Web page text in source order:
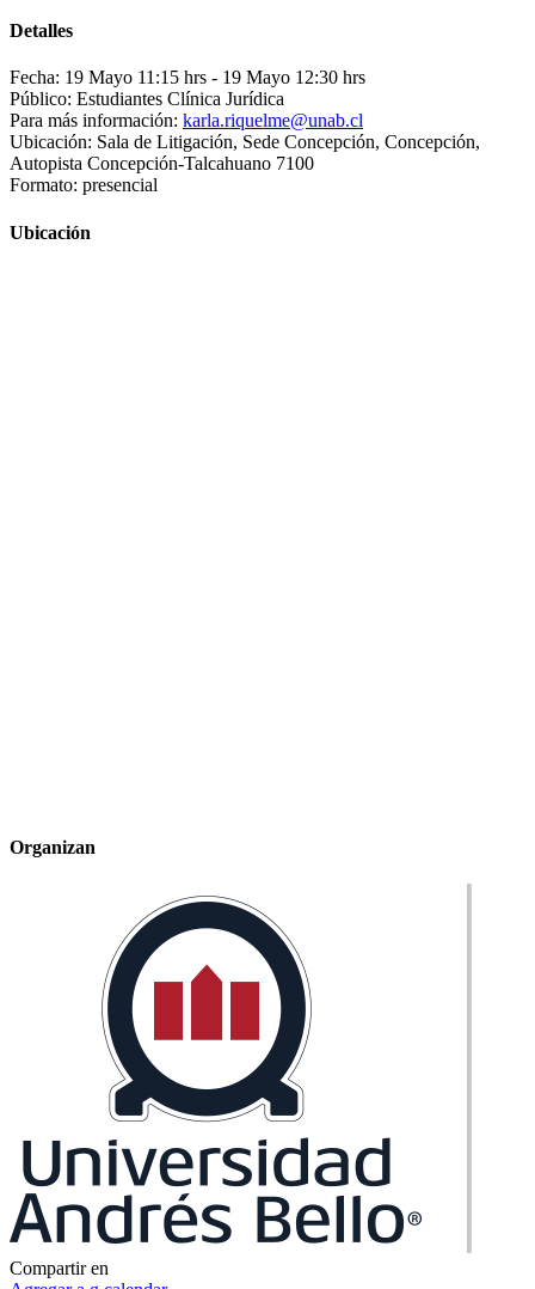
Detalles
Fecha: 19 Mayo 11:15 hrs - 19 Mayo 12:30 hrs
Público: Estudiantes Clínica Jurídica
Para más información: karla.riquelme@unab.cl
Ubicación: Sala de Litigación, Sede Concepción, Concepción,
Autopista Concepción-Talcahuano 7100
Formato: presencial
Ubicación
Organizan
Compartir en